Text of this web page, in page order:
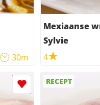
30m
Mexiaanse
Sylvie
4
RECEPT